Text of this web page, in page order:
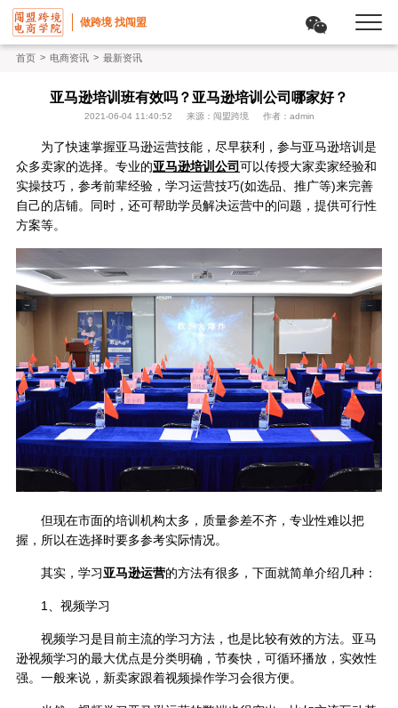
做跨境 找闯盟
首页 > 电商资讯 > 最新资讯
亚马逊培训班有效吗？亚马逊培训公司哪家好？
2021-06-04 11:40:52 来源：闯盟跨境 作者：admin
为了快速掌握亚马逊运营技能，尽早获利，参与亚马逊培训是
众多卖家的选择。专业的亚马逊培训公司可以传授大家卖家经验和
实操技巧，参考前辈经验，学习运营技巧(如选品、推广等)来完善
自己的店铺。同时，还可帮助学员解决运营中的问题，提供可行性
方案等。
但现在市面的培训机构太多，质量参差不齐，专业性难以把
握，所以在选择时要多参考实际情况。
其实，学习亚马逊运营的方法有很多，下面就简单介绍几种：
1、视频学习
视频学习是目前主流的学习方法，也是比较有效的方法。亚马
逊视频学习的最大优点是分类明确，节奏快，可循环播放，实效性
强。一般来说，新卖家跟着视频操作学习会很方便。